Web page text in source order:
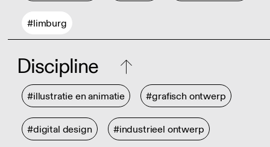
#limburg
Discipline
#illustratie en animatie #grafisch ontwerp
#digital design #industrieel ontwerp